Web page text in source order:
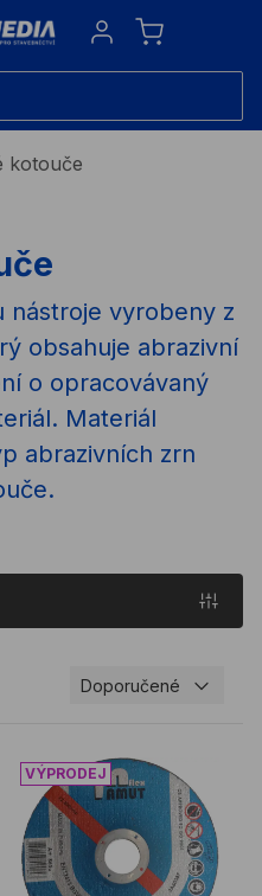
Sign in
kotouče
nástroje vyrobeny z
obsahuje abrazivní
o opracovávaný
Materiál
abrazivních zrn
Doporučené
METAL na ocel
Řezný kotouč MAMUT